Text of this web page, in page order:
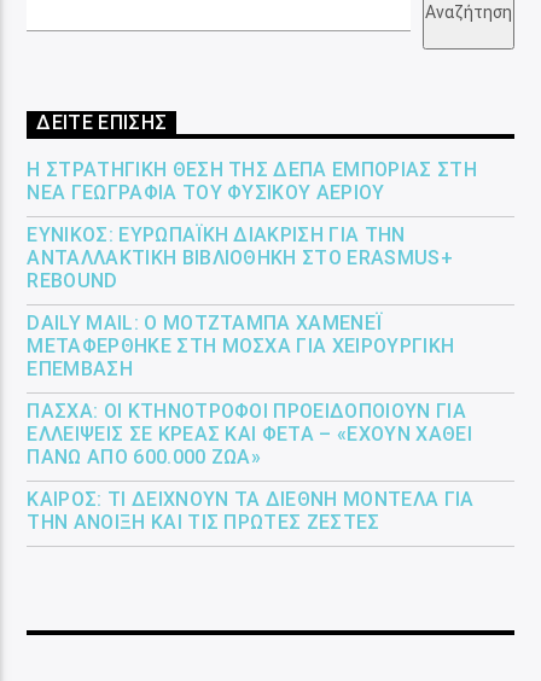
Αναζήτηση
ΔΕΙΤΕ ΕΠΙΣΗΣ
Η ΣΤΡΑΤΗΓΙΚΉ ΘΈΣΗ ΤΗΣ ΔΕΠΑ ΕΜΠΟΡΊΑΣ ΣΤΗ
ΝΈΑ ΓΕΩΓΡΑΦΊΑ ΤΟΥ ΦΥΣΙΚΟΎ ΑΕΡΊΟΥ
ΕΎΝΙΚΟΣ: ΕΥΡΩΠΑΪΚΉ ΔΙΆΚΡΙΣΗ ΓΙΑ ΤΗΝ
ΑΝΤΑΛΛΑΚΤΙΚΉ ΒΙΒΛΙΟΘΉΚΗ ΣΤΟ ERASMUS+
REBOUND
DAILY MAIL: Ο ΜΟΤΖΤΆΜΠΑ ΧΑΜΕΝΕΪ́
ΜΕΤΑΦΈΡΘΗΚΕ ΣΤΗ ΜΌΣΧΑ ΓΙΑ ΧΕΙΡΟΥΡΓΙΚΉ
ΕΠΈΜΒΑΣΗ
ΠΆΣΧΑ: ΟΙ ΚΤΗΝΟΤΡΌΦΟΙ ΠΡΟΕΙΔΟΠΟΙΟΎΝ ΓΙΑ
ΕΛΛΕΊΨΕΙΣ ΣΕ ΚΡΈΑΣ ΚΑΙ ΦΈΤΑ – «ΈΧΟΥΝ ΧΑΘΕΊ
ΠΆΝΩ ΑΠΌ 600.000 ΖΏΑ»
ΚΑΙΡΌΣ: ΤΙ ΔΕΊΧΝΟΥΝ ΤΑ ΔΙΕΘΝΉ ΜΟΝΤΈΛΑ ΓΙΑ
ΤΗΝ ΆΝΟΙΞΗ ΚΑΙ ΤΙΣ ΠΡΏΤΕΣ ΖΈΣΤΕΣ